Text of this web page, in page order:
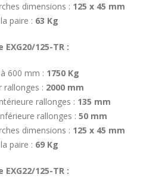
dimensions : 125 x 45 mm
paire : 63 Kg
EXG20/125-TR :
600 mm : 1750 Kg
rallonges : 2000 mm
rallonges : 135 mm
rallonges : 50 mm
dimensions : 125 x 45 mm
paire : 69 Kg
EXG22/125-TR :